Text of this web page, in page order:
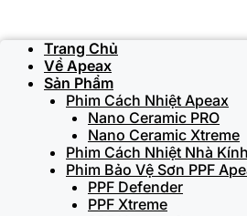
Trang Chủ
Về Apeax
Sản Phẩm
Phim Cách Nhiệt Apeax
Nano Ceramic PRO
Nano Ceramic Xtreme
Phim Cách Nhiệt Nhà
Phim Bảo Vệ Sơn PPF
PPF Defender
PPF Xtreme